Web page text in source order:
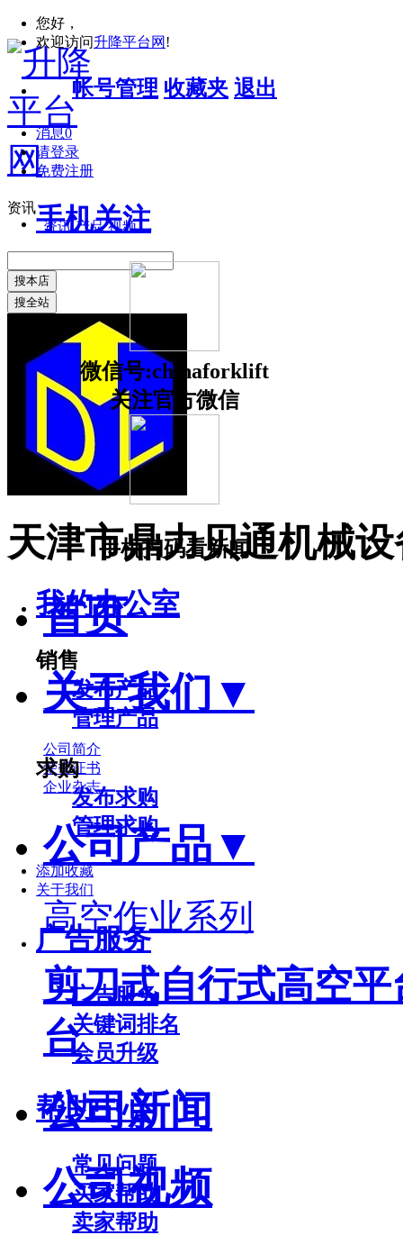
您好，
欢迎访问升降平台网 !
帐号管理 收藏夹 退出
消息0
请登录
免费注册
手机关注
微信号:chinaforklift
关注官方微信
手机扫码看新闻
我的办公室
销售
发布产品
管理产品
求购
发布求购
管理求购
添加收藏
关于我们
广告服务
广告服务
关键词排名
会员升级
帮助中心
常见问题
买家帮助
卖家帮助
资讯
资讯 产品 视频
搜本店
搜全站
天津市鼎力贝通机械
首页
关于我们 ▼
公司简介
荣誉证书
企业杂志
公司产品▼
高空作业系列
剪刀式自行式高空平
台
公司新闻
公司视频